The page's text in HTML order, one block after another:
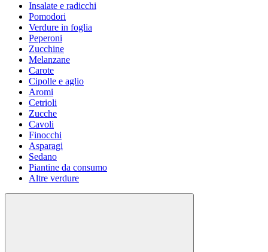
Insalate e radicchi
Pomodori
Verdure in foglia
Peperoni
Zucchine
Melanzane
Carote
Cipolle e aglio
Aromi
Cetrioli
Zucche
Cavoli
Finocchi
Asparagi
Sedano
Piantine da consumo
Altre verdure